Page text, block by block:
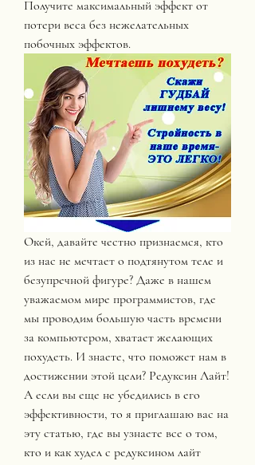
Получите максимальный эффект от
потери веса без нежелательных
побочных эффектов.
Окей, давайте честно признаемся, кто
из нас не мечтает о подтянутом теле и
безупречной фигуре? Даже в нашем
уважаемом мире программистов, где
мы проводим большую часть времени
за компьютером, хватает желающих
похудеть. И знаете, что поможет нам в
достижении этой цели? Редуксин Лайт!
А если вы еще не убедились в его
эффективности, то я приглашаю вас на
эту статью, где вы узнаете все о том,
кто и как худел с редуксином лайт